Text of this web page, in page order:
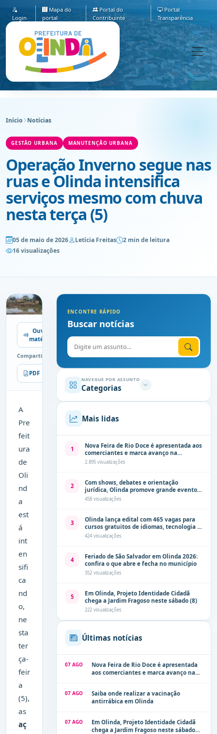
Login
Mapa do
portal
Portal do
Contribuinte
Portal
Transparência
Início Notícias
GESTÃO URBANA MANUTENÇÃO URBANA
Operação Inverno segue nas
ruas e Olinda intensifica
serviços mesmo com chuva
nesta terça (5)
05 de maio de 2026 Letícia Freitas
2 min de leitura
16 visualizações
Ouvir
matéria
Compartilhe
PDF Imprimir
A
Pre
feit
ura
de
Oli
nd
a
est
á
int
en
sifi
ca
nd
o,
ne
sta
ter
ça-
feir
a
(5),
as
aç
ENCONTRE RÁPIDO
Buscar notícias
Digite o assunto
NAVEGUE POR ASSUNTO
Categorias
Mais lidas
1
Nova Feira de Rio Doce é apresentada aos
comerciantes e marca avanço na
modernização dos espaços públicos de
2.895 visualizações
2
Com shows, debates e orientação
jurídica, Olinda promove grande evento
de combate à violência contra a mulher
neste sábado (8)
458 visualizações
3
Olinda lança edital com 465 vagas para
cursos gratuitos de idiomas, tecnologia e
comunicação
424 visualizações
4
Feriado de São Salvador em Olinda 2026:
confira o que abre e fecha no município
352 visualizações
5
Em Olinda, Projeto Identidade Cidadã
chega a Jardim Fragoso neste sábado (8)
222 visualizações
Últimas notícias
07 AGO
Nova Feira de Rio Doce é apresentada
aos comerciantes e marca avanço na
07 AGO
Saiba onde realizar a vacinação
antirrábica em Olinda
07 AGO
Em Olinda, Projeto Identidade Cidadã
chega a Jardim Fragoso neste sábado